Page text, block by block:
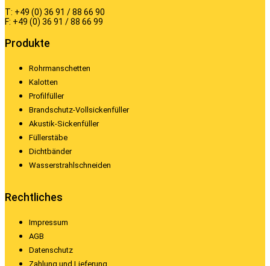
T: +49 (0) 36 91 / 88 66 90
F: +49 (0) 36 91 / 88 66 99
Produkte
Rohrmanschetten
Kalotten
Profilfüller
Brandschutz-Vollsickenfüller
Akustik-Sickenfüller
Füllerstäbe
Dichtbänder
Wasserstrahlschneiden
Rechtliches
Impressum
AGB
Datenschutz
Zahlung und Lieferung